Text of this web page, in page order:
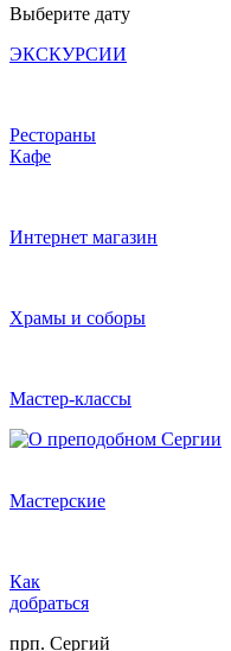
Выберите дату
ЭКСКУРСИИ
Рестораны
Кафе
Интернет магазин
Храмы и соборы
Мастер-классы
Мастерские
Как
добраться
прп. Сергий